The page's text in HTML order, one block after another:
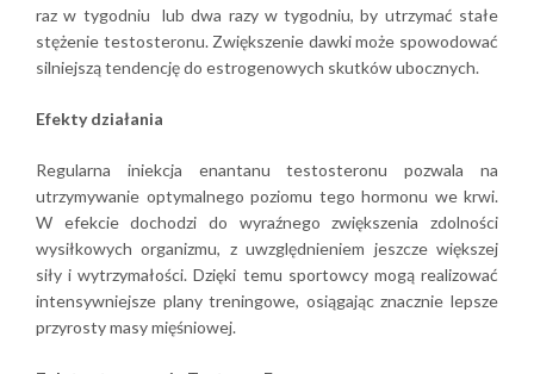
raz w tygodniu lub dwa razy w tygodniu, by utrzymać stałe
stężenie testosteronu. Zwiększenie dawki może spowodować
silniejszą tendencję do estrogenowych skutków ubocznych.
Efekty działania
Regularna iniekcja enantanu testosteronu pozwala na
utrzymywanie optymalnego poziomu tego hormonu we krwi.
W efekcie dochodzi do wyraźnego zwiększenia zdolności
wysiłkowych organizmu, z uwzględnieniem jeszcze większej
siły i wytrzymałości. Dzięki temu sportowcy mogą realizować
intensywniejsze plany treningowe, osiągając znacznie lepsze
przyrosty masy mięśniowej.